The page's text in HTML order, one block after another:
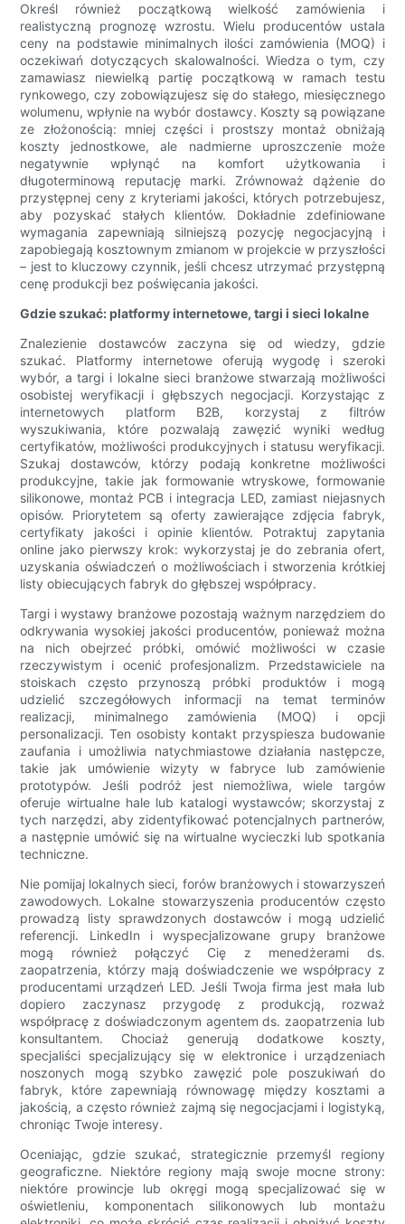
Określ również początkową wielkość zamówienia i
realistyczną prognozę wzrostu. Wielu producentów ustala
ceny na podstawie minimalnych ilości zamówienia (MOQ) i
oczekiwań dotyczących skalowalności. Wiedza o tym, czy
zamawiasz niewielką partię początkową w ramach testu
rynkowego, czy zobowiązujesz się do stałego, miesięcznego
wolumenu, wpłynie na wybór dostawcy. Koszty są powiązane
ze złożonością: mniej części i prostszy montaż obniżają
koszty jednostkowe, ale nadmierne uproszczenie może
negatywnie wpłynąć na komfort użytkowania i
długoterminową reputację marki. Zrównoważ dążenie do
przystępnej ceny z kryteriami jakości, których potrzebujesz,
aby pozyskać stałych klientów. Dokładnie zdefiniowane
wymagania zapewniają silniejszą pozycję negocjacyjną i
zapobiegają kosztownym zmianom w projekcie w przyszłości
– jest to kluczowy czynnik, jeśli chcesz utrzymać przystępną
cenę produkcji bez poświęcania jakości.
Gdzie szukać: platformy internetowe, targi i sieci lokalne
Znalezienie dostawców zaczyna się od wiedzy, gdzie
szukać. Platformy internetowe oferują wygodę i szeroki
wybór, a targi i lokalne sieci branżowe stwarzają możliwości
osobistej weryfikacji i głębszych negocjacji. Korzystając z
internetowych platform B2B, korzystaj z filtrów
wyszukiwania, które pozwalają zawęzić wyniki według
certyfikatów, możliwości produkcyjnych i statusu weryfikacji.
Szukaj dostawców, którzy podają konkretne możliwości
produkcyjne, takie jak formowanie wtryskowe, formowanie
silikonowe, montaż PCB i integracja LED, zamiast niejasnych
opisów. Priorytetem są oferty zawierające zdjęcia fabryk,
certyfikaty jakości i opinie klientów. Potraktuj zapytania
online jako pierwszy krok: wykorzystaj je do zebrania ofert,
uzyskania oświadczeń o możliwościach i stworzenia krótkiej
listy obiecujących fabryk do głębszej współpracy.
Targi i wystawy branżowe pozostają ważnym narzędziem do
odkrywania wysokiej jakości producentów, ponieważ można
na nich obejrzeć próbki, omówić możliwości w czasie
rzeczywistym i ocenić profesjonalizm. Przedstawiciele na
stoiskach często przynoszą próbki produktów i mogą
udzielić szczegółowych informacji na temat terminów
realizacji, minimalnego zamówienia (MOQ) i opcji
personalizacji. Ten osobisty kontakt przyspiesza budowanie
zaufania i umożliwia natychmiastowe działania następcze,
takie jak umówienie wizyty w fabryce lub zamówienie
prototypów. Jeśli podróż jest niemożliwa, wiele targów
oferuje wirtualne hale lub katalogi wystawców; skorzystaj z
tych narzędzi, aby zidentyfikować potencjalnych partnerów,
a następnie umówić się na wirtualne wycieczki lub spotkania
techniczne.
Nie pomijaj lokalnych sieci, forów branżowych i stowarzyszeń
zawodowych. Lokalne stowarzyszenia producentów często
prowadzą listy sprawdzonych dostawców i mogą udzielić
referencji. LinkedIn i wyspecjalizowane grupy branżowe
mogą również połączyć Cię z menedżerami ds.
zaopatrzenia, którzy mają doświadczenie we współpracy z
producentami urządzeń LED. Jeśli Twoja firma jest mała lub
dopiero zaczynasz przygodę z produkcją, rozważ
współpracę z doświadczonym agentem ds. zaopatrzenia lub
konsultantem. Chociaż generują dodatkowe koszty,
specjaliści specjalizujący się w elektronice i urządzeniach
noszonych mogą szybko zawęzić pole poszukiwań do
fabryk, które zapewniają równowagę między kosztami a
jakością, a często również zajmą się negocjacjami i logistyką,
chroniąc Twoje interesy.
Oceniając, gdzie szukać, strategicznie przemyśl regiony
geograficzne. Niektóre regiony mają swoje mocne strony:
niektóre prowincje lub okręgi mogą specjalizować się w
oświetleniu, komponentach silikonowych lub montażu